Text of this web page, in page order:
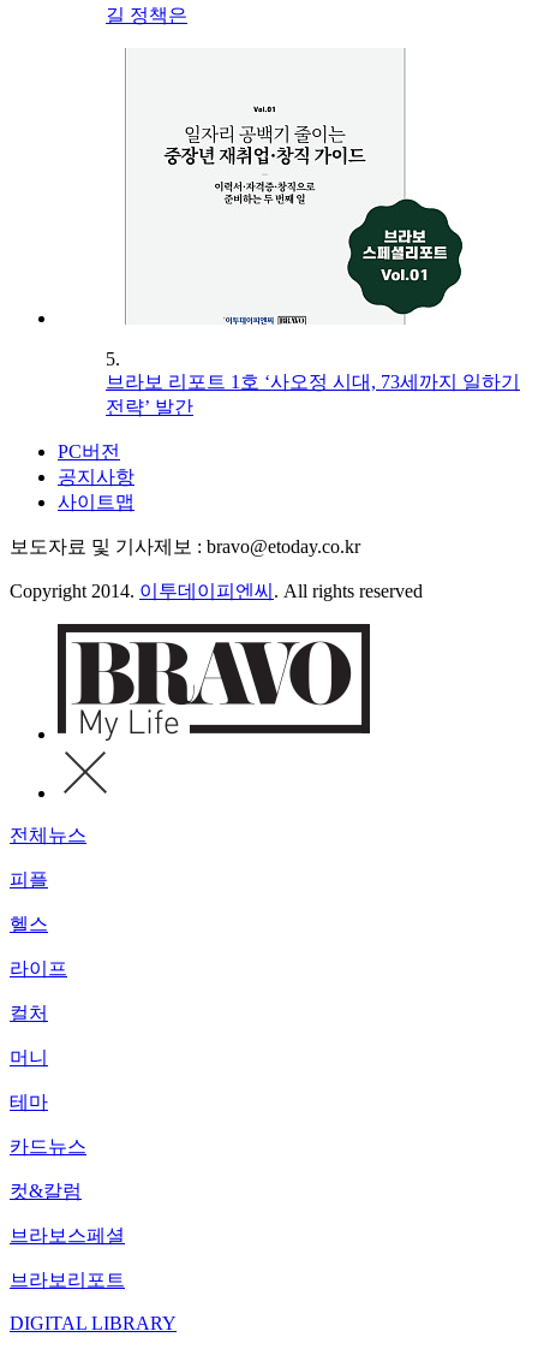
길 정책은
5.
브라보 리포트 1호 ‘사오정 시대, 73세까지 일하기
전략’ 발간
PC버전
공지사항
사이트맵
보도자료 및 기사제보 : bravo@etoday.co.kr
Copyright 2014. 이투데이피엔씨 . All rights reserved
전체뉴스
피플
헬스
라이프
컬처
머니
테마
카드뉴스
컷&칼럼
브라보스페셜
브라보리포트
DIGITAL LIBRARY